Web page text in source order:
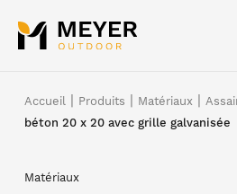
Accueil| Produits | Matériaux |
béton 20 x 20 avec grille galvanisée
Matériaux